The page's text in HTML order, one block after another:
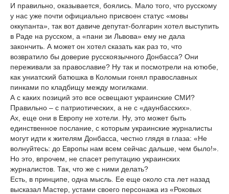
И правильно, оказывается, боялись. Мало того, что русскому
у нас уже почти официально присвоен статус «мовы
оккупанта», так вот давиче депутат-болгарин хотел выступить
в Раде на русском, а «пани зи Львова» ему не дала
закончить. А может он хотел сказать как раз то, что
возвратило бы доверие русскоязычного Донбасса? Они
переживали за православие? Ну так и посмотрели на ютюбе,
как униатский батюшка в Коломыи гонял православных
пинками по кладбищу между могилками.
А с каких позиций это все освещают украинские СМИ?
Правильно – с патриотических, а не с «даунбасских».
Ах, еще они в Европу не хотели. Ну, это может быть
единственное послание, с которым украинские журналисты
могут идти к жителям Донбасса, честно глядя в глаза: «Не
волнуйтесь: до Европы нам всем сейчас дальше, чем было!».
Но это, впрочем, не спасет репутацию украинских
журналистов. Так, что же с ними делать?
Есть, в принципе, одна мысль. Ее еще около ста лет назад
высказал Мастер, устами своего персонажа из «Роковых